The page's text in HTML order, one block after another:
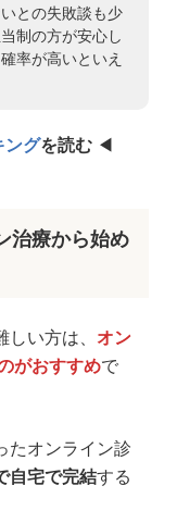
との失敗談も少
制の方が安心し
率が高いといえ
ングを読む ◀︎
治療から始め
い方は、 オン
がおすすめで
たオンライン診
自宅で完結する